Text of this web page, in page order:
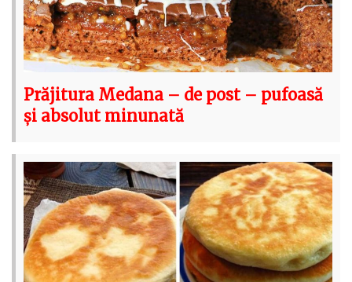
Prăjitura Medana – de post – pufoasă
și absolut minunată